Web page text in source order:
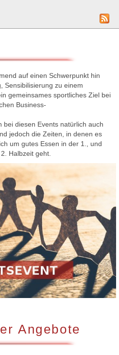
auf einen Schwerpunkt hin
Sensibilisierung zu einem
gemeinsames sportliches Ziel bei
Business-
bei diesen Events natürlich auch
jedoch die Zeiten, in denen es
um gutes Essen in der 1., und
Halbzeit geht.
Angebote